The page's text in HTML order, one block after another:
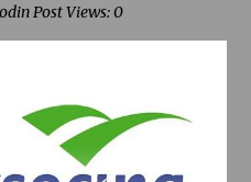
Post Views: 0